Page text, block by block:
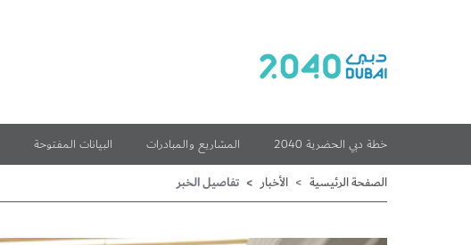
خطة دبي الحضرية 2040 المشاريع والمبادرات البيانات المفتوحة
الصفحة الرئيسية
الأخبار تفاصيل الخبر